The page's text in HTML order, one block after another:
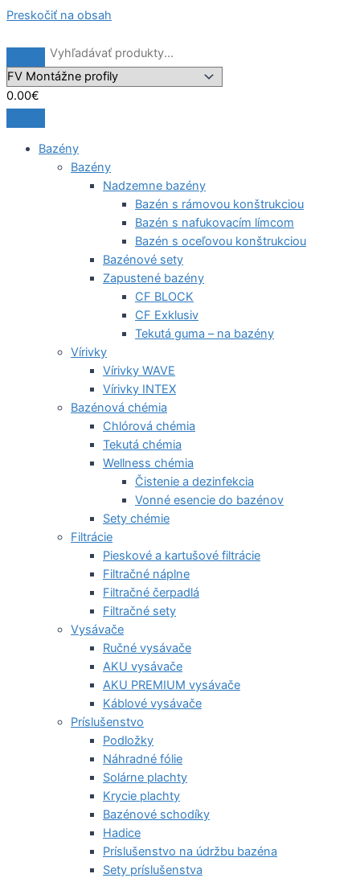
Preskočiť na obsah
0.00€
Bazény
Bazény
Nadzemne bazény
Bazén s rámovou konštrukciou
Bazén s nafukovacím límcom
Bazén s oceľovou konštrukciou
Bazénové sety
Zapustené bazény
CF BLOCK
CF Exklusiv
Tekutá guma – na bazény
Vírivky
Vírivky WAVE
Vírivky INTEX
Bazénová chémia
Chlórová chémia
Tekutá chémia
Wellness chémia
Čistenie a dezinfekcia
Vonné esencie do bazénov
Sety chémie
Filtrácie
Pieskové a kartušové filtrácie
Filtračné náplne
Filtračné čerpadlá
Filtračné sety
Vysávače
Ručné vysávače
AKU vysávače
AKU PREMIUM vysávače
Káblové vysávače
Príslušenstvo
Podložky
Náhradné fólie
Solárne plachty
Krycie plachty
Bazénové schodíky
Hadice
Príslušenstvo na údržbu bazéna
Sety príslušenstva